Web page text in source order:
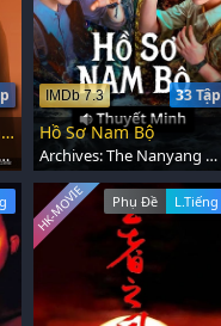
Một Ngày Biến Thành Em
You (2021)
33 Tập
IMDb 7.3
Hồ Sơ Nam Bộ
Archives: The Nanyang Mystery (2026)
Phụ Đề L.Tiếng
HK-MOVIE